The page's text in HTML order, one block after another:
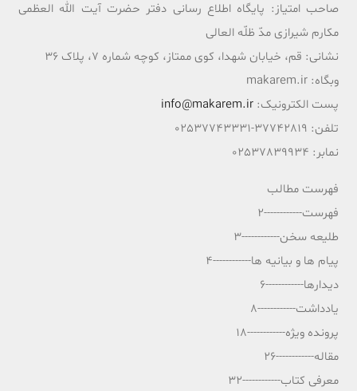
صاحب امتیاز: پایگاه اطلاع رسانی دفتر حضرت آیت الله العظمی
مکارم شیرازی مدّ ظلّه العالی
نشانی: قم، خیابان شهدا، کوی ممتاز، کوچه شماره 7، پلاک 36
وبگاه: makarem.ir
پست الکترونیک: info@makarem.ir
تلفن: 37742819-02537743331
نمابر: 02537839934
فهرست مطالب
فهرست------------2
طلیعه سخن------------3
پیام ها و بیانیه ها------------4
دیدارها------------6
یادداشت------------8
پرونده ویژه------------18
مقاله------------26
معرفی کتاب------------32